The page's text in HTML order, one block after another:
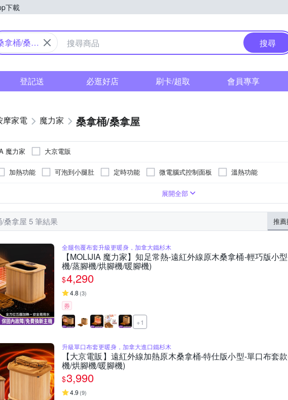
下載
購物中心
拿桶/桑拿
搜尋
登記送 必逛好店 刷卡/超取 會員專享
摩家電 魔力家 桑拿桶/桑拿屋
魔力家 大京電販
加熱功能 可泡到小腿肚 定時功能 微電腦式控制面板 溫熱功能
腰部
展開全部
桑拿屋 5 筆結果 推
全腿包覆布套升級更暖身，加拿大鐵杉木
【MOLIJIA 魔力家】知足常熱-遠紅外線原木桑拿桶-輕巧版小
機/蒸腳機/烘腳機/暖腳機)
$4,290
4.8 (3)
券
+1
升級單口布套更暖身，加拿大進口鐵杉木
【大京電販】遠紅外線加熱原木桑拿桶-特仕版小型-單口布套
機/烘腳機/暖腳機)
$3,990
4.9 (9)